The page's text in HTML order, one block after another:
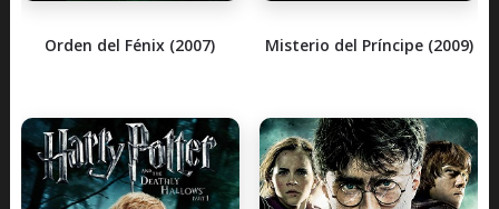
Orden del Fénix (2007) Misterio del Príncipe (2009)